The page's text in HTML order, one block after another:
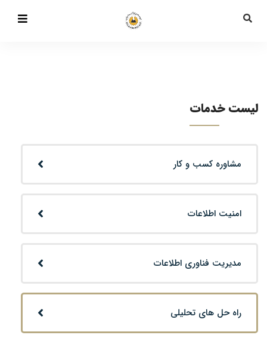
لیست خدمات
مشاوره کسب و کار
امنیت اطلاعات
مدیریت فناوری اطلاعات
راه حل های تحلیلی